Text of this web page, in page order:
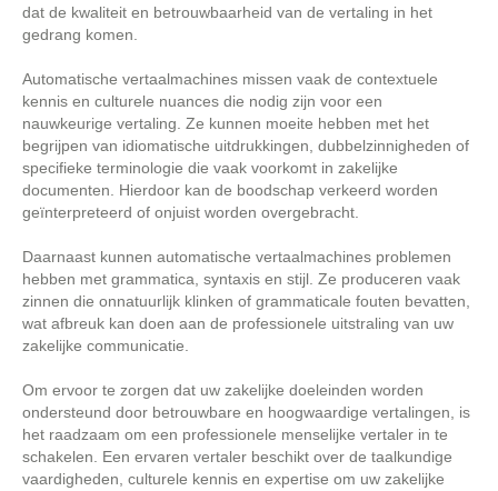
dat de kwaliteit en betrouwbaarheid van de vertaling in het
gedrang komen.
Automatische vertaalmachines missen vaak de contextuele
kennis en culturele nuances die nodig zijn voor een
nauwkeurige vertaling. Ze kunnen moeite hebben met het
begrijpen van idiomatische uitdrukkingen, dubbelzinnigheden of
specifieke terminologie die vaak voorkomt in zakelijke
documenten. Hierdoor kan de boodschap verkeerd worden
geïnterpreteerd of onjuist worden overgebracht.
Daarnaast kunnen automatische vertaalmachines problemen
hebben met grammatica, syntaxis en stijl. Ze produceren vaak
zinnen die onnatuurlijk klinken of grammaticale fouten bevatten,
wat afbreuk kan doen aan de professionele uitstraling van uw
zakelijke communicatie.
Om ervoor te zorgen dat uw zakelijke doeleinden worden
ondersteund door betrouwbare en hoogwaardige vertalingen, is
het raadzaam om een professionele menselijke vertaler in te
schakelen. Een ervaren vertaler beschikt over de taalkundige
vaardigheden, culturele kennis en expertise om uw zakelijke